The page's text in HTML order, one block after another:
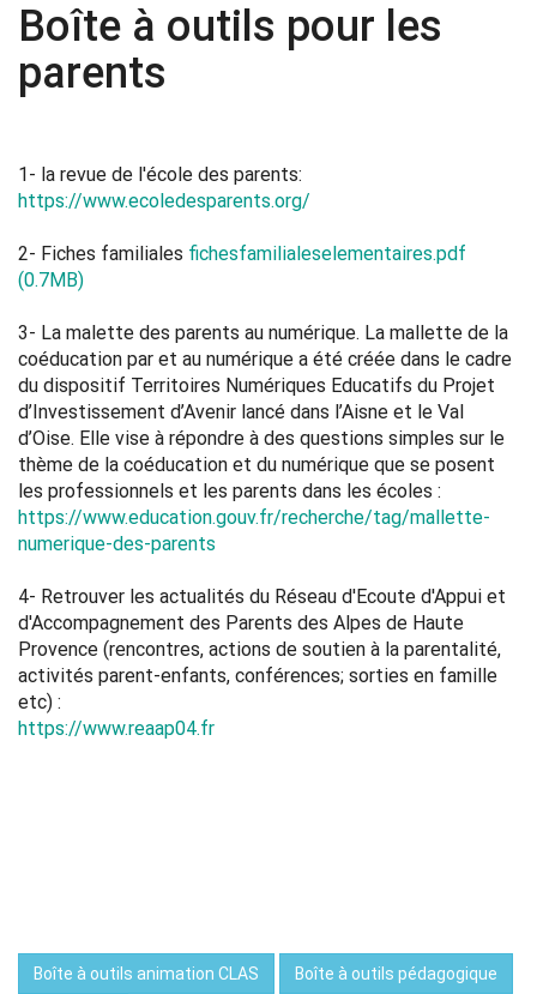
Boîte à outils pour les
parents
1- la revue de l'école des parents:
https://www.ecoledesparents.org/
2- Fiches familiales fichesfamilialeselementaires.pdf
(0.7MB)
3- La malette des parents au numérique. La mallette de la
coéducation par et au numérique a été créée dans le cadre
du dispositif Territoires Numériques Educatifs du Projet
d’Investissement d’Avenir lancé dans l’Aisne et le Val
d’Oise. Elle vise à répondre à des questions simples sur le
thème de la coéducation et du numérique que se posent
les professionnels et les parents dans les écoles :
https://www.education.gouv.fr/recherche/tag/mallette-
numerique-des-parents
4- Retrouver les actualités du Réseau d'Ecoute d'Appui et
d'Accompagnement des Parents des Alpes de Haute
Provence (rencontres, actions de soutien à la parentalité,
activités parent-enfants, conférences; sorties en famille
etc) :
https://www.reaap04.fr
Boîte à outils animation CLAS Boîte à outils pédagogique